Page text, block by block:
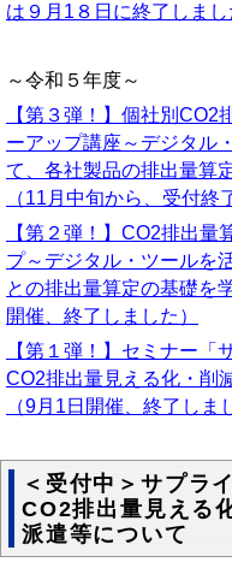
は９月1８日に終了しまし
～令和５年度～
【第３弾！】個社別CO2
ーアップ講座～デジタル
て、各社製品の排出量算
（11月中旬から、受付終
【第２弾！】CO2排出量
プ～デジタル・ツールを
との排出量算定の基礎を
開催、終了しました）
【第１弾！】セミナー「
CO2排出量見える化・削
（9月1日開催、終了しま
＜受付中＞サプラ
CO2排出量見える
派遣等について